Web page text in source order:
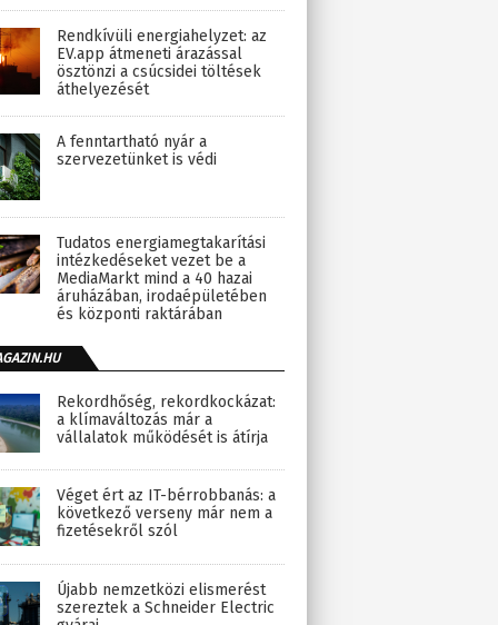
Rendkívüli energiahelyzet: az
EV.app átmeneti árazással
ösztönzi a csúcsidei töltések
áthelyezését
A fenntartható nyár a
szervezetünket is védi
Tudatos energiamegtakarítási
intézkedéseket vezet be a
MediaMarkt mind a 40 hazai
áruházában, irodaépületében
és központi raktárában
Rekordhőség, rekordkockázat:
a klímaváltozás már a
vállalatok működését is átírja
Véget ért az IT-bérrobbanás: a
következő verseny már nem a
fizetésekről szól
Újabb nemzetközi elismerést
szereztek a Schneider Electric